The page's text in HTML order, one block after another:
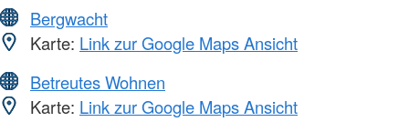
Bergwacht
Karte: Link zur Google Maps Ansicht
Betreutes Wohnen
Karte: Link zur Google Maps Ansicht